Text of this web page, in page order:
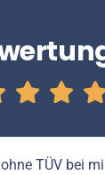
TÜV bei